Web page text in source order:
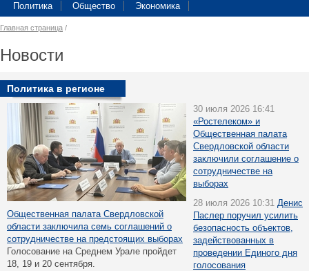
Политика Общество Экономика
Главная страница /
Новости
Политика в регионе
Общественная палата Свердловской
области заключила семь соглашений о
сотрудничестве на предстоящих выборах
Голосование на Среднем Урале пройдет
18, 19 и 20 сентября.
30 июля 2026 16:41
«Ростелеком» и
Общественная палата
Свердловской области
заключили соглашение о
сотрудничестве на
выборах
28 июля 2026 10:31 Денис
Паслер поручил усилить
безопасность объектов,
задействованных в
проведении Единого дня
голосования